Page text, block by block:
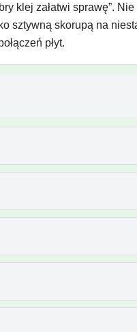
klej załatwi sprawę”. Nie
sztywną skorupą na
płyt.